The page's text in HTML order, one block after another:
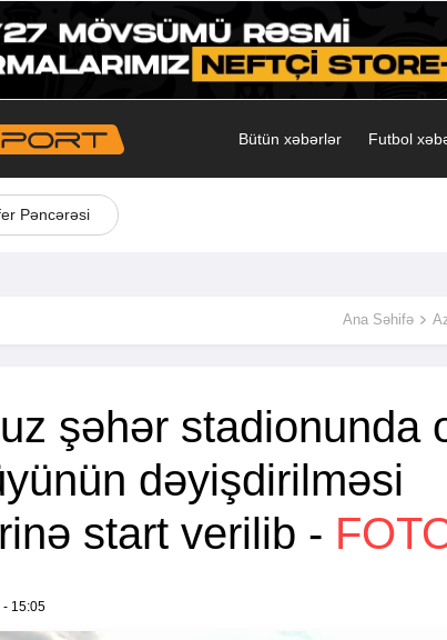
Bütün xəbərlər Futbol
Pəncərəsi
Ana Səhifə
şəhər stadionunda
dəyişdirilməsi
start verilib -
- 15:05